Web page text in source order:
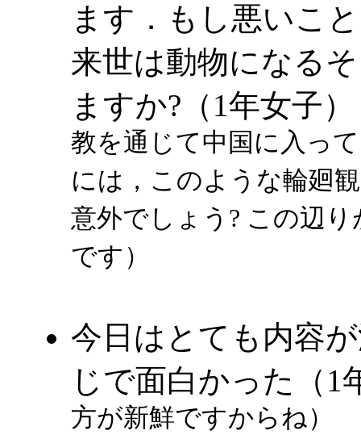
ます．もし悪いこ
来世は動物になる
ますか?（1年女子）
教を通じて中国に入っ
には，このような輪廻
意外でしょう? この辺
です）
今日はとても内容
じで面白かった（1
方が新鮮ですからね）